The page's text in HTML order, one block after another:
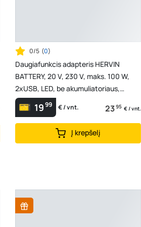
0/5 (0)
Daugiafunkcis adapteris HERVIN
BATTERY, 20 V, 230 V, maks. 100 W,
2xUSB, LED, be akumuliatoriaus,
PLCP-052A
1999 € / vnt. 2395 € / vnt.
Į krepšelį